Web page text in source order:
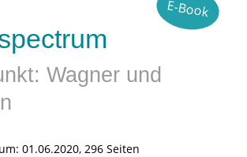
E-Book
Wagner und
01.06.2020, 296 Seiten